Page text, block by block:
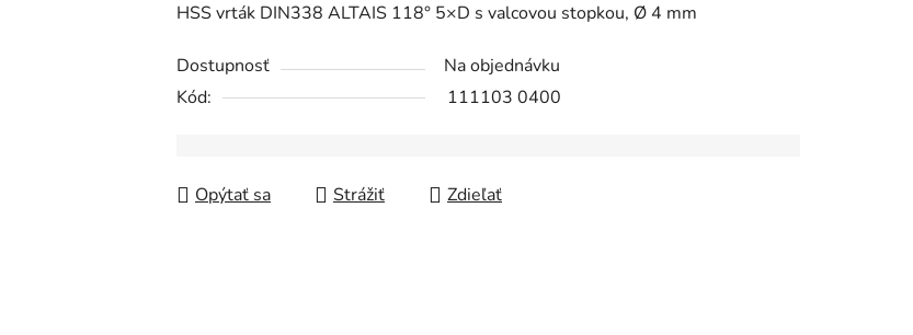
produktu
0,0
z
HSS vrták DIN338 ALTAIS 118° 5×D s valcovou stopkou, Ø 4 mm
Dostupnosť
Na objednávku
Kód:
111103 0400
Opýtať sa Strážiť Zdieľať